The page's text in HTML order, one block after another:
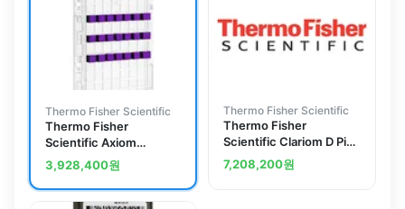
Thermo Fisher Scientific
Thermo Fisher
Scientific Axiom
Microbiome, 24 array
plate
3,928,400원
Thermo Fisher Scientific
Thermo Fisher
Scientific Clariom D Pico
Assay, rat, 12 reactions
7,208,200원